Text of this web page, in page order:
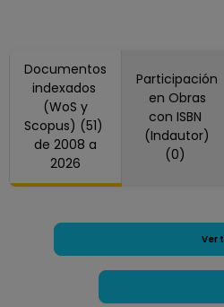
(2021)
BEITRAGE ZUR
CONTRIBUTIONS TO
GEOMETRY,
BOLETIN DE LA
MEXICANA, México
DISCRETE &
Estados Unidos
DISCRETE APPLIED
Documentos
indexados
(WoS y
Scopus) (51)
de 2008 a
2026
Participación
en Obras
con ISBN
(Indautor)
(0)
Ver